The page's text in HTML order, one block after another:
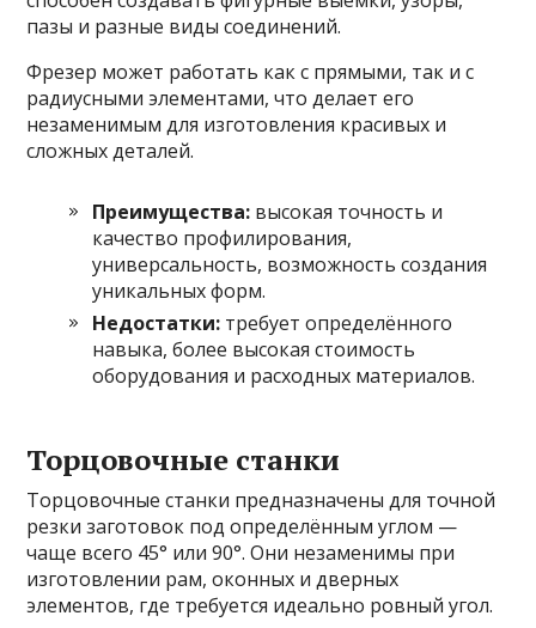
пазы и разные виды соединений.
Фрезер может работать как с прямыми, так и с
радиусными элементами, что делает его
незаменимым для изготовления красивых и
сложных деталей.
Преимущества: высокая точность и
качество профилирования,
универсальность, возможность создания
уникальных форм.
Недостатки: требует определённого
навыка, более высокая стоимость
оборудования и расходных материалов.
Торцовочные станки
Торцовочные станки предназначены для точной
резки заготовок под определённым углом —
чаще всего 45° или 90°. Они незаменимы при
изготовлении рам, оконных и дверных
элементов, где требуется идеально ровный угол.